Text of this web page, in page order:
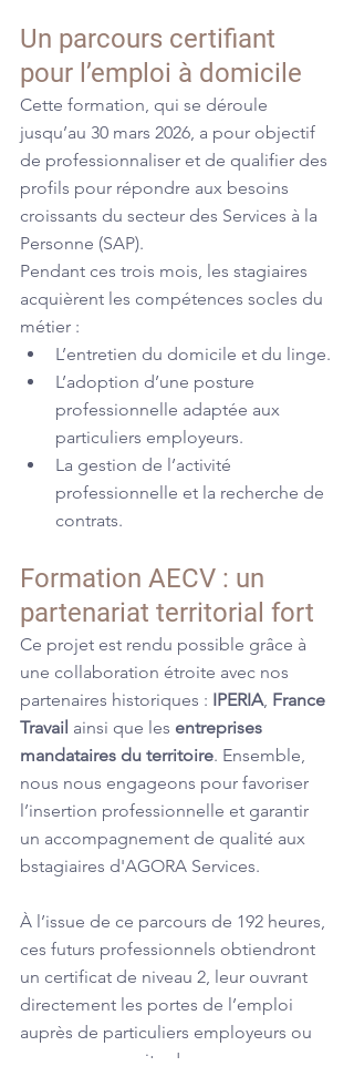
Un parcours certifiant
pour l’emploi à domicile
Cette formation, qui se déroule
jusqu’au 30 mars 2026, a pour objectif
de professionnaliser et de qualifier des
profils pour répondre aux besoins
croissants du secteur des Services à la
Personne (SAP).
Pendant ces trois mois, les stagiaires
acquièrent les compétences socles du
métier :
L’entretien du domicile et du linge.
L’adoption d’une posture
professionnelle adaptée aux
particuliers employeurs.
La gestion de l’activité
professionnelle et la recherche de
contrats.
Formation AECV : un
partenariat territorial fort
Ce projet est rendu possible grâce à
une collaboration étroite avec nos
partenaires historiques : IPERIA, France
Travail ainsi que les entreprises
mandataires du territoire. Ensemble,
nous nous engageons pour favoriser
l’insertion professionnelle et garantir
un accompagnement de qualité aux
bstagiaires d'AGORA Services.
À l’issue de ce parcours de 192 heures,
ces futurs professionnels obtiendront
un certificat de niveau 2, leur ouvrant
directement les portes de l’emploi
auprès de particuliers employeurs ou
vers une poursuite de parcours